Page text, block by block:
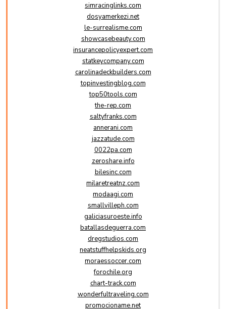
simracinglinks.com
dosyamerkezi.net
le-surrealisme.com
showcasebeauty.com
insurancepolicyexpert.com
statkeycompany.com
carolinadeckbuilders.com
topinvestingblog.com
top50tools.com
the-rep.com
saltyfranks.com
annerani.com
jazzatude.com
0022pa.com
zeroshare.info
bilesinc.com
milaretreatnz.com
modaagi.com
smallvilleph.com
galiciasuroeste.info
batallasdeguerra.com
dregstudios.com
neatstuffhelpskids.org
moraessoccer.com
forochile.org
chart-track.com
wonderfultraveling.com
promocioname.net